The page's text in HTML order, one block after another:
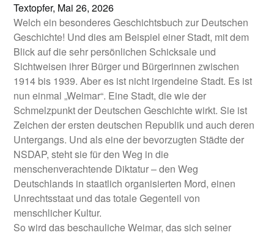
Textopfer, Mai 26, 2026
Welch ein besonderes Geschichtsbuch zur Deutschen
Geschichte! Und dies am Beispiel einer Stadt, mit dem
Blick auf die sehr persönlichen Schicksale und
Sichtweisen ihrer Bürger und Bürgerinnen zwischen
1914 bis 1939. Aber es ist nicht irgendeine Stadt. Es ist
nun einmal „Weimar“. Eine Stadt, die wie der
Schmelzpunkt der Deutschen Geschichte wirkt. Sie ist
Zeichen der ersten deutschen Republik und auch deren
Untergangs. Und als eine der bevorzugten Städte der
NSDAP, steht sie für den Weg in die
menschenverachtende Diktatur – den Weg
Deutschlands in staatlich organisierten Mord, einen
Unrechtsstaat und das totale Gegenteil von
menschlicher Kultur.
So wird das beschauliche Weimar, das sich seiner